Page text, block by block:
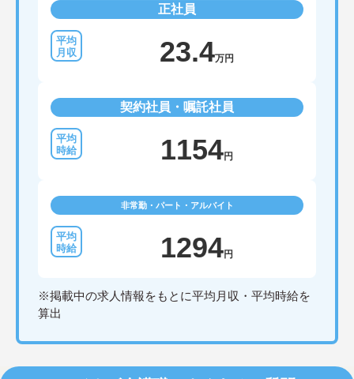
明確にし、心身ともに充実した状態で長くご活躍い
・グループホーム一棟あたりの入居者様20名定員を
常時2～4名のスタッフで支援、国基準を上回る人員
配置や夜間複数名体制が敷かれているため、業務に
ポートが可能です。施設も専用設計で働きやすく、
ご自身の理想とする福祉を実践できる環境が整って
正社員
23.4万円
契約社員・嘱託社員
1154円
非常勤・パート・アルバイト
1294円
※掲載中の求人情報をもとに平均月収・平均時給を
算出